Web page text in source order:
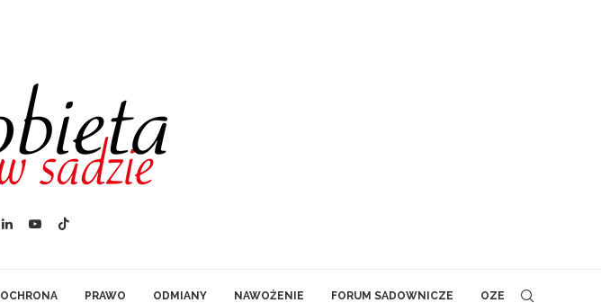
OCHRONA PRAWO ODMIANY NAWOŻENIE FORUM SADOWNICZE OZE